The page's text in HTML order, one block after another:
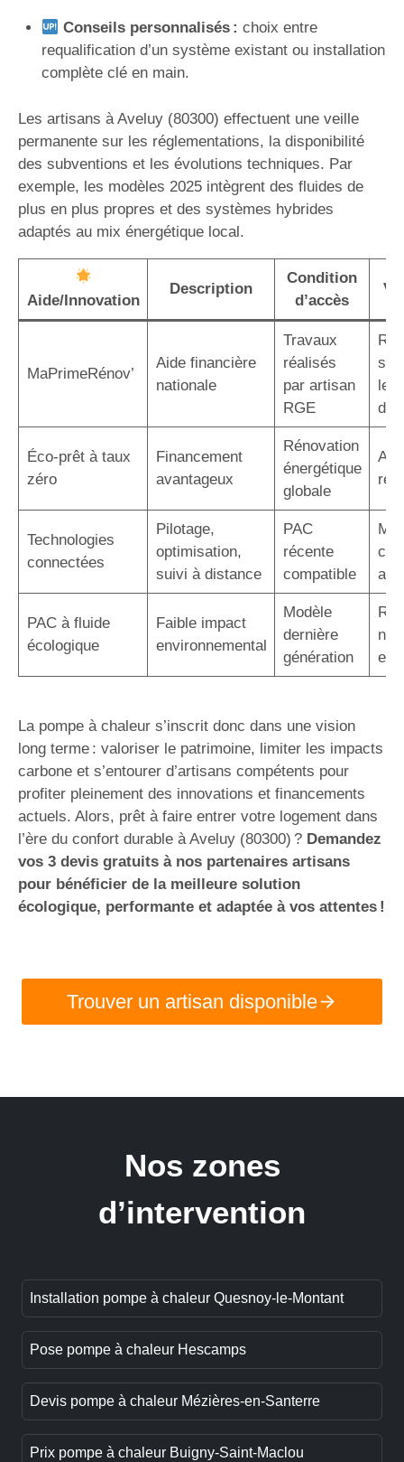
Conseils personnalisés : choix entre
requalification d’un système existant ou installation
complète clé en main.
Les artisans à Aveluy (80300) effectuent une veille
permanente sur les réglementations, la disponibilité
des subventions et les évolutions techniques. Par
exemple, les modèles 2025 intègrent des fluides de
plus en plus propres et des systèmes hybrides
adaptés au mix énergétique local.
Aide/Innovation
Description
Condition
d’accès
MaPrimeRénov’
Aide financière
nationale
Travaux
réalisés
par artisan
RGE
le
Éco-prêt à taux
zéro
Financement
avantageux
Rénovation
énergétique
globale
Technologies
connectées
Pilotage,
optimisation,
suivi à distance
PAC
récente
compatible
PAC à fluide
écologique
Faible impact
environnemental
Modèle
dernière
génération
La pompe à chaleur s’inscrit donc dans une vision
long terme : valoriser le patrimoine, limiter les impacts
carbone et s’entourer d’artisans compétents pour
profiter pleinement des innovations et financements
actuels. Alors, prêt à faire entrer votre logement dans
l’ère du confort durable à Aveluy (80300) ? Demandez
vos 3 devis gratuits à nos partenaires artisans
pour bénéficier de la meilleure solution
écologique, performante et adaptée à vos attentes !
Trouver un artisan disponible
Nos zones
d’intervention
Installation pompe à chaleur Quesnoy-le-Montant
Pose pompe à chaleur Hescamps
Devis pompe à chaleur Mézières-en-Santerre
Prix pompe à chaleur Buigny-Saint-Maclou